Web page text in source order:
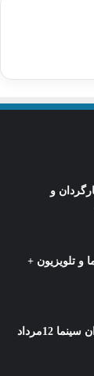
و
و تلویزیون +
درگذشت مریم همتیان بازیگر جوان سینما 12مرداد